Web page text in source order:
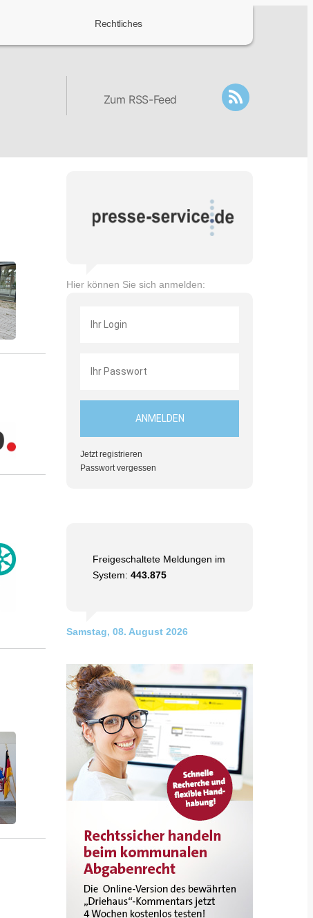
Rechtliches
Zum RSS-Feed
Hier können Sie sich anmelden:
Jetzt registrieren
Passwort vergessen
Freigeschaltete Meldungen im
System: 443.875
Samstag, 08. August 2026